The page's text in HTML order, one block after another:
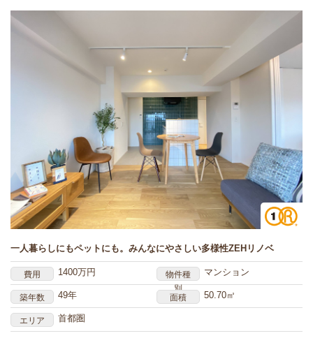
一人暮らしにもペットにも。みんなにやさしい多様性ZEHリノベ
費用 1400万円
物件種
別
マンション
築年数 49年 面積 50.70㎡
エリア 首都圏